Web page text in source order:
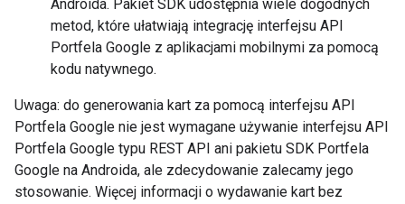
Androida. Pakiet SDK udostępnia wiele dogodnych
metod, które ułatwiają integrację interfejsu API
Portfela Google z aplikacjami mobilnymi za pomocą
kodu natywnego.
Uwaga: do generowania kart za pomocą interfejsu API
Portfela Google nie jest wymagane używanie interfejsu API
Portfela Google typu REST API ani pakietu SDK Portfela
Google na Androida, ale zdecydowanie zalecamy jego
stosowanie. Więcej informacji o wydawanie kart bez